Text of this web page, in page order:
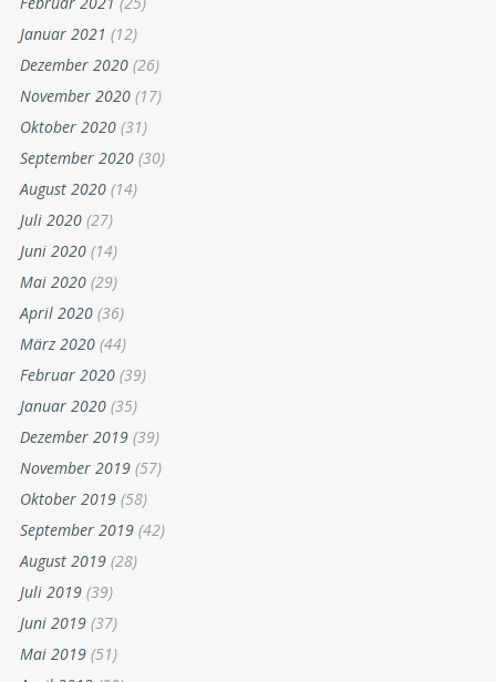
Januar 2021 (12)
Dezember 2020 (26)
November 2020 (17)
Oktober 2020 (31)
September 2020 (30)
August 2020 (14)
Juli 2020 (27)
Juni 2020 (14)
Mai 2020 (29)
April 2020 (36)
März 2020 (44)
Februar 2020 (39)
Januar 2020 (35)
Dezember 2019 (39)
November 2019 (57)
Oktober 2019 (58)
September 2019 (42)
August 2019 (28)
Juli 2019 (39)
Juni 2019 (37)
Mai 2019 (51)